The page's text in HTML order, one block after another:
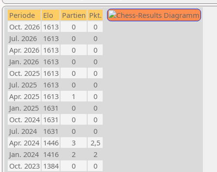
Periode Elo Partien Pkt.
Oct. 2026 1613 0
0
Jul. 2026
1613 0
0
Apr. 2026 1613 0
0
Jan. 2026 1613 0
0
Oct. 2025 1613 0
0
Jul. 2025
1613 0
0
Apr. 2025 1613 1
0
Jan. 2025 1631 0
0
Oct. 2024 1631 0
0
Jul. 2024
1631 0
0
Apr. 2024 1446 3
2,5
Jan. 2024 1416 2
2
Oct. 2023 1384 0
0